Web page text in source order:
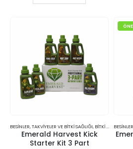
BESINLER, TAKVIYELER VE BITKI SAĞLIĞI, BITKI BESINLERI VE TAKVIYELERI
Emerald Harvest Kick
Starter Kit 3 Part